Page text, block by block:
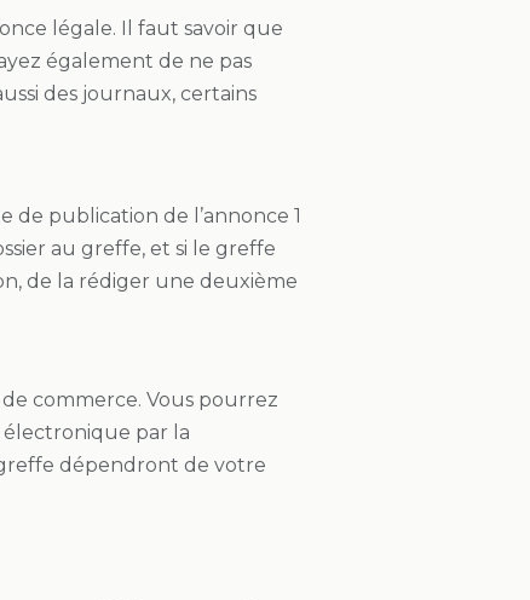
légale. Il faut savoir que
également de ne pas
des journaux, certains
de publication de l’annonce 1
au greffe, et si le greffe
de la rédiger une deuxième
commerce. Vous pourrez
par la
greffe dépendront de votre